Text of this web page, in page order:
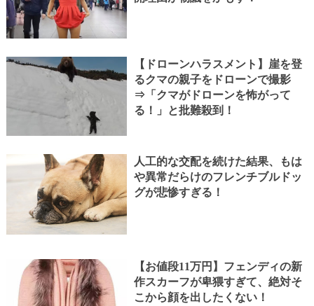
【ドローンハラスメント】崖を登
るクマの親子をドローンで撮影
⇒「クマがドローンを怖がって
る！」と批難殺到！
人工的な交配を続けた結果、もは
や異常だらけのフレンチブルドッ
グが悲惨すぎる！
【お値段11万円】フェンディの新
作スカーフが卑猥すぎて、絶対そ
こから顔を出したくない！